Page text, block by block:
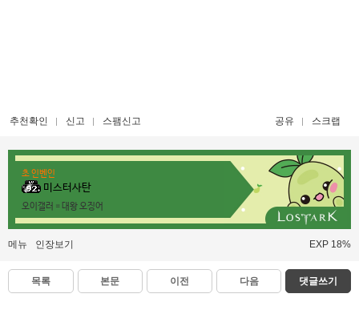
추천확인 신고 스팸신고 공유 스크랩
초 인벤인
미스터사탄
오이갤러 = 대왕 오징어
메뉴 인장보기 EXP 18%
목록 본문 이전 다음 댓글쓰기